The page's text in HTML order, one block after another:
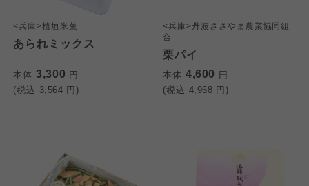
<兵庫>植垣米菓
あられミックス
本体 3,300 円
(税込 3,564 円)
<兵庫>丹波ささやま農業協同組
合
栗パイ
本体 4,600 円
(税込 4,968 円)
ご利用約款（ご利用規約・ご利
用規程）について
このサイトは7つの生協から業務委託を受けて、
コープきんき事業連合が運営しています。お預
特定商取引法に基づく表記につ